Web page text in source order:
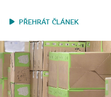
PŘEHRÁT ČLÁNEK